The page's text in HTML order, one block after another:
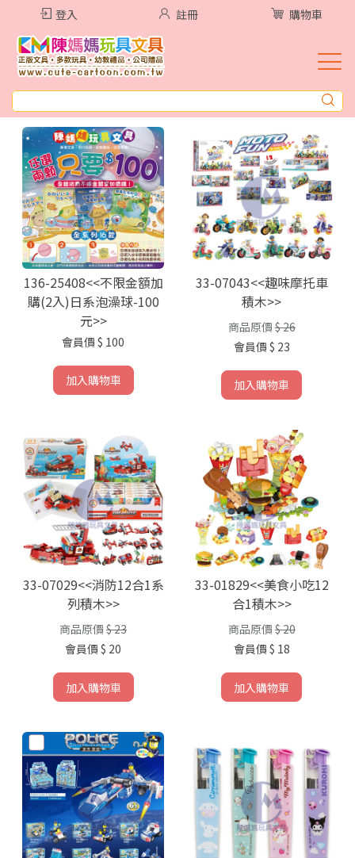
登入 註冊 購物車
136-25408<<不限金額加
購(2入)日系泡澡球-100
元>>
會員價 $ 100
加入購物車
33-07043<<趣味摩托車
積木>>
商品原價 $ 26
會員價 $ 23
加入購物車
33-07029<<消防12合1系
列積木>>
商品原價 $ 23
會員價 $ 20
加入購物車
33-01829<<美食小吃12
合1積木>>
商品原價 $ 20
會員價 $ 18
加入購物車